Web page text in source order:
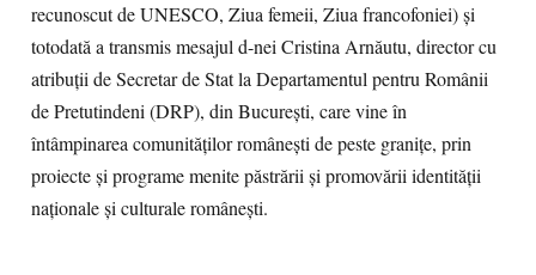
recunoscut de UNESCO, Ziua femeii, Ziua francofoniei) și
totodată a transmis mesajul d-nei Cristina Arnăutu, director cu
atribuții de Secretar de Stat la Departamentul pentru Românii
de Pretutindeni (DRP), din București, care vine în
întâmpinarea comunităților românești de peste granițe, prin
proiecte și programe menite păstrării și promovării identității
naționale și culturale românești.